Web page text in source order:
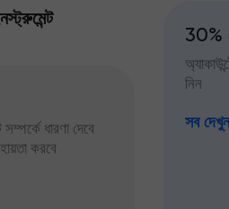
ধারণা দেবে
করবে
30%
নিন
সব দেখুন